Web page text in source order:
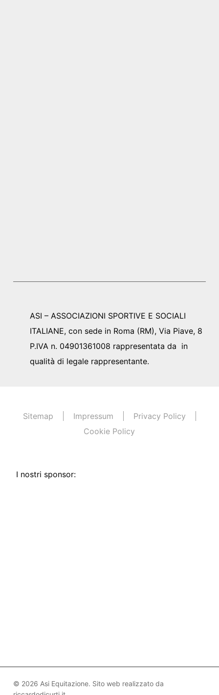
ASI – ASSOCIAZIONI SPORTIVE E SOCIALI
ITALIANE, con sede in Roma (RM), Via Piave, 8
P.IVA n. 04901361008 rappresentata da in
qualità di legale rappresentante.
Sitemap Impressum
Privacy Policy
Cookie Policy
I nostri sponsor:
© 2026 Asi Equitazione. Sito web realizzato da